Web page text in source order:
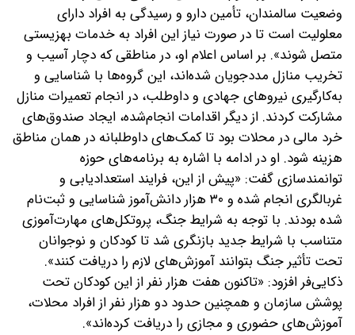
وضعیت سالمندان، تأمین دارو و رسیدگی به افراد دارای
معلولیت است تا در صورت نیاز این افراد به خدمات بهزیستی
متصل شوند‌». بر اساس اعلام او، در مناطقی که دچار آسیب و
تخریب منازل مددجویان شده‌اند، این گروه‌ها با شناسایی و
به‌کارگیری نیروهای جهادی و داوطلب، در انجام تعمیرات منازل
مشارکت کردند. از دیگر اقدامات انجام‌شده، ایجاد صندوق‌های
خرد مالی در محلات بود تا کمک‌های داوطلبانه در همان مناطق
هزینه شود. او در ادامه با اشاره به برنامه‌های حوزه
توانمندسازی گفت: «پیش از این، فرایند استعدادیابی و
غربالگری انجام شده و ۳۰ هزار دانش‌آموز شناسایی و ثبت‌نام
شده بودند. با توجه به شرایط جنگ، پروتکل‌های مهارت‌آموزی
متناسب با شرایط جدید بازنگری شد تا کودکان و نوجوانان
تحت تأثیر جنگ بتوانند آموزش‌های لازم را دریافت کنند».
ذکایی‌فر افزود: «تاکنون هفت هزار نفر از این کودکان تحت
پوشش سازمان و همچنین حدود دو هزار نفر از افراد محلات،
آموزش‌های حضوری و مجازی را دریافت کرده‌اند».